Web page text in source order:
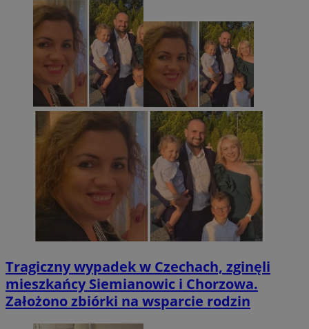
Tragiczny wypadek w Czechach, zginęli
mieszkańcy Siemianowic i Chorzowa.
Założono zbiórki na wsparcie rodzin